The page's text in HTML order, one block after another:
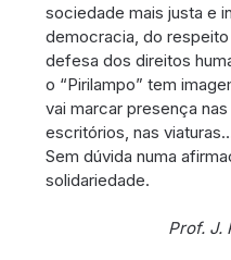
sociedade mais justa e
democracia, do
defesa dos direitos
o “Pirilampo” tem
vai marcar presença
escritórios, nas
Sem dúvida numa
solidariedade.
Prof. J.